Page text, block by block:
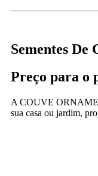
Sementes De
Preço para o
A COUVE
sua casa ou jardim,